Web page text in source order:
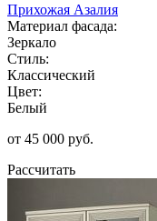
Прихожая Азалия
Материал фасада:
Зеркало
Стиль:
Классический
Цвет:
Белый
от 45 000 руб.
Рассчитать